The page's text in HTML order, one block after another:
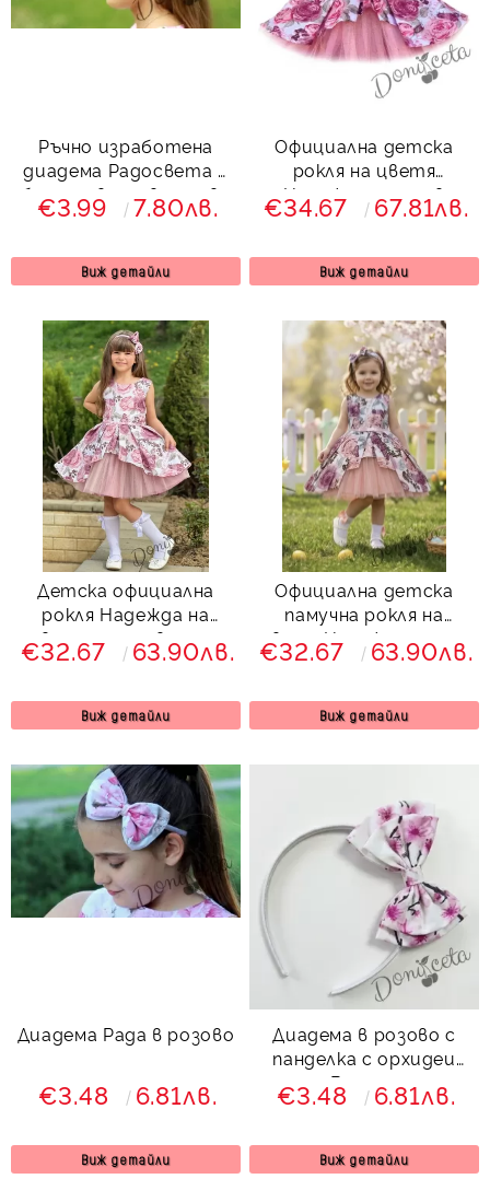
Ръчно изработена
диадема Радосвета в
бяло с цветя в розово
€3.99 7.80лв.
Виж детайли
Официална детска
рокля на цветя
Надежда с тюл в
пепел от рози
€34.67 67.81лв.
Виж детайли
Детска официална
рокля Надежда на
цветя с тюл в пепел
от рози
€32.67 63.90лв.
Виж детайли
Официална детска
памучна рокля на
цветя Надежда с тюл
в пепел от рози
€32.67 63.90лв.
Виж детайли
Диадема Рада в розово
€3.48 6.81лв.
Виж детайли
Диадема в розово с
панделка с орхидеи
Вилина
€3.48 6.81лв.
Виж детайли